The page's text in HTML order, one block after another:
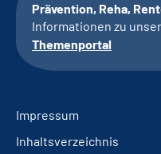
Prävention, Reha,
Informationen zu
Themenportal
Impressum
Inhaltsverzeichnis